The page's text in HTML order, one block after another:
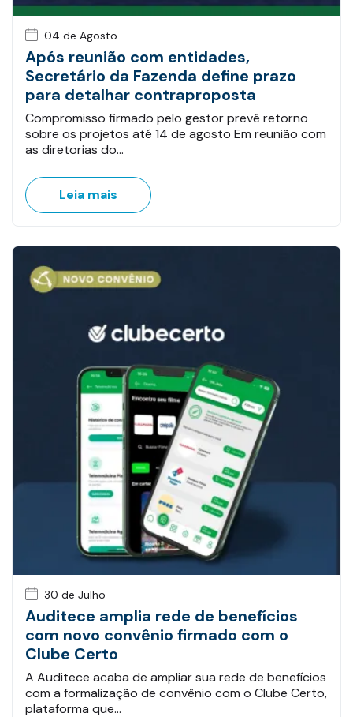
04 de Agosto
Após reunião com entidades,
Secretário da Fazenda define prazo
para detalhar contraproposta
Compromisso firmado pelo gestor prevê retorno
sobre os projetos até 14 de agosto Em reunião com
as diretorias do…
Leia mais
30 de Julho
Auditece amplia rede de benefícios
com novo convênio firmado com o
Clube Certo
A Auditece acaba de ampliar sua rede de benefícios
com a formalização de convênio com o Clube Certo,
plataforma que…